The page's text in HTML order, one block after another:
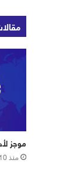
موجز لأهم
منذ 10 ساعات